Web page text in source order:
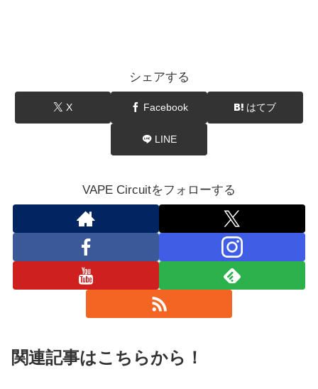
シェアする
X Facebook はてブ
LINE
VAPE Circuitをフォローする
関連記事はこちらから！